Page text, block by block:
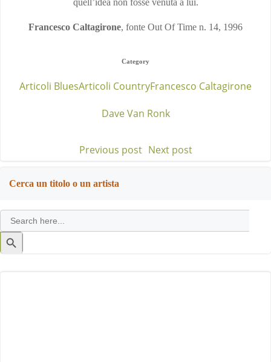
quell’idea non fosse venuta a lui.
Francesco Caltagirone, fonte Out Of Time n. 14, 1996
Category
Articoli BluesArticoli CountryFrancesco Caltagirone
Dave Van Ronk
Post
navigation
Previous post Post
Next post
Cerca un titolo o un artista
Search
for:
Search
Button